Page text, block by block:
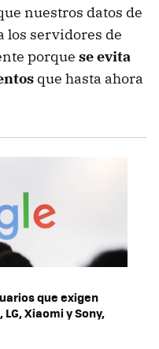
nuestros datos de
los servidores de
porque se evita
que hasta ahora
que exigen
Xiaomi y Sony,